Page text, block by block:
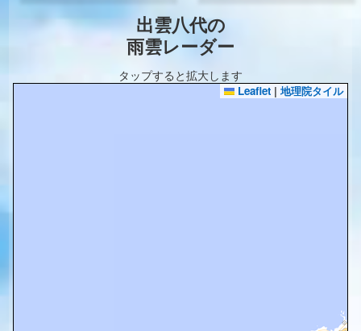
出雲八代の
雨雲レーダー
タップすると拡大します
Leaflet | 地理院タイル